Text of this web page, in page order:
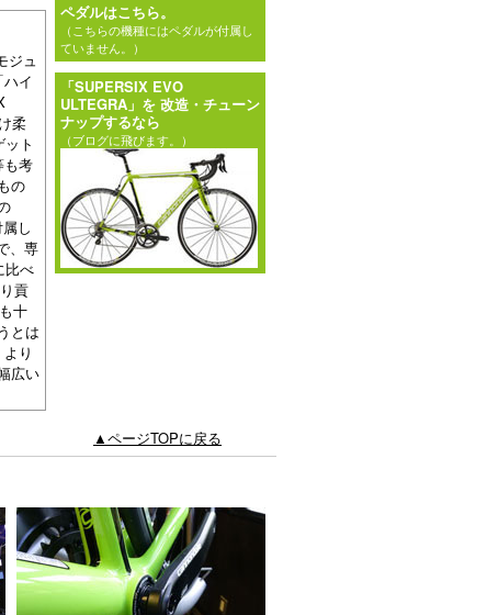
ジュ
イ
柔
ト
も考
の
し
、専
比べ
貢
十
とは
り
広い
ペダルはこちら。
（こちらの機種にはペダルが付属し
ていません。）
「SUPERSIX EVO
ULTEGRA」を 改造・チューン
ナップするなら
（ブログに飛びます。）
▲ページTOPに戻る